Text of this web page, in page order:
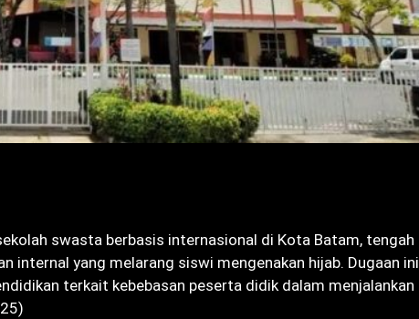
swasta berbasis internasional di Kota Batam, tengah
internal yang melarang siswi mengenakan hijab. Dugaan ini
terkait kebebasan peserta didik dalam menjalankan